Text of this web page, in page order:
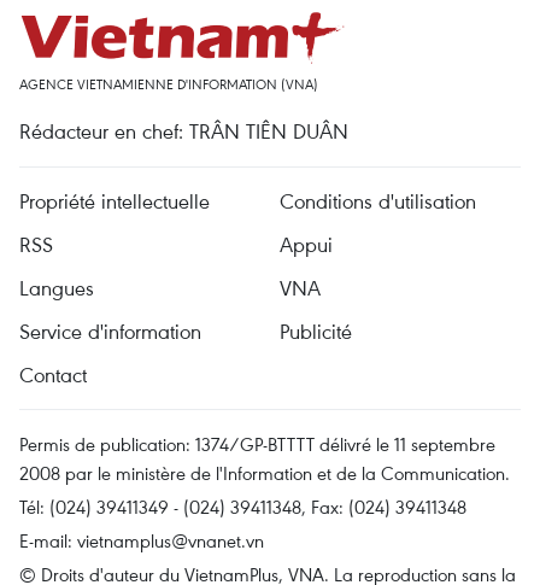
AGENCE VIETNAMIENNE D'INFORMATION (VNA)
Rédacteur en chef: TRÂN TIÊN DUÂN
Propriété intellectuelle
Conditions d'utilisation
RSS
Appui
Langues
VNA
Service d'information
Publicité
Contact
Permis de publication: 1374/GP-BTTTT délivré le 11 septembre
2008 par le ministère de l'Information et de la Communication.
Tél: (024) 39411349 - (024) 39411348, Fax: (024) 39411348
E-mail: vietnamplus@vnanet.vn
© Droits d'auteur du VietnamPlus, VNA. La reproduction sans la